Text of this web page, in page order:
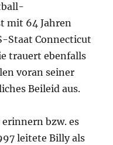
mit 64 Jahren
Staat Connecticut
trauert ebenfalls
voran seiner
Beileid aus.
bzw. es
leitete Billy als